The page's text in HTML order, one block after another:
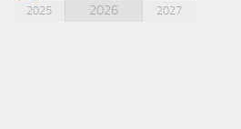
2025 2026 2027